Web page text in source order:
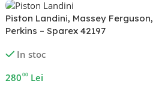
Piston Landini, Massey Ferguson,
Perkins – Sparex 42197
In stoc
28000 Lei